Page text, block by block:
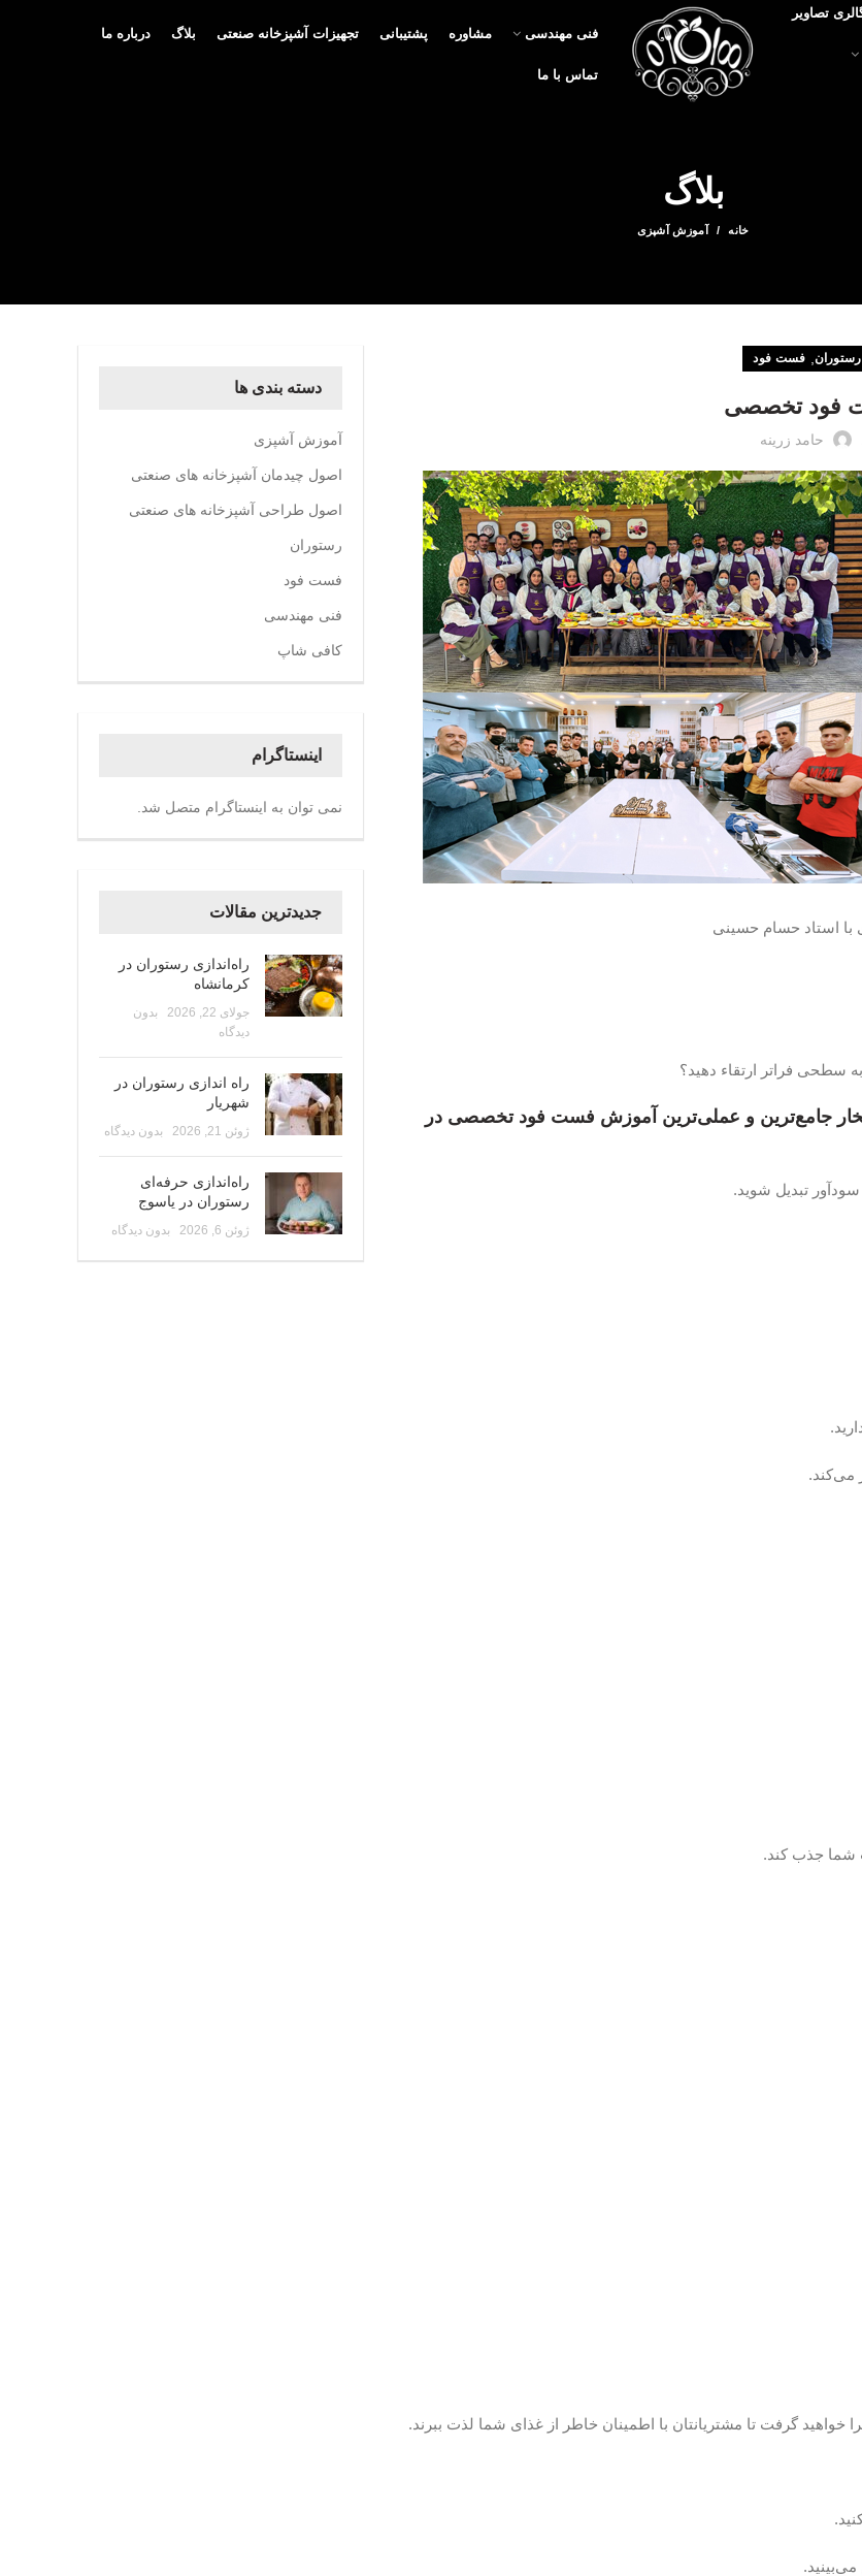
تصاویر
فنی مهندسی مشاوره پشتیبانی تجهیزات آشپزخانه صنعتی بلاگ درباره ما
تماس با ما
بلاگ
خانه آموزش آشپزی
رستوران فست فود
فود تخصصی
حامد زرینه
استاد حسام حسینی
سطحی فراتر ارتقاء دهید؟
جامع‌ترین و عملی‌ترین آموزش فست فود تخصصی در
تبدیل شوید.
می‌کند.
شما جذب کند.
دسته بندی ها
آموزش آشپزی
اصول چیدمان آشپزخانه های صنعتی
اصول طراحی آشپزخانه های صنعتی
رستوران
فست فود
فنی مهندسی
کافی شاپ
اینستاگرام
نمی توان به اینستاگرام متصل شد.
جدیدترین مقالات
راه‌اندازی رستوران در
کرمانشاه
جولای 22, 2026
بدون
دیدگاه
راه اندازی رستوران در
شهریار
ژوئن 21, 2026 بدون دیدگاه
راه‌اندازی حرفه‌ای
رستوران در یاسوج
ژوئن 6, 2026 بدون دیدگاه